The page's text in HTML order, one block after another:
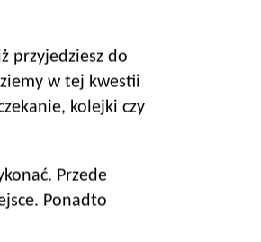
przyjedziesz do
w tej kwestii
kolejki czy
Przede
Ponadto